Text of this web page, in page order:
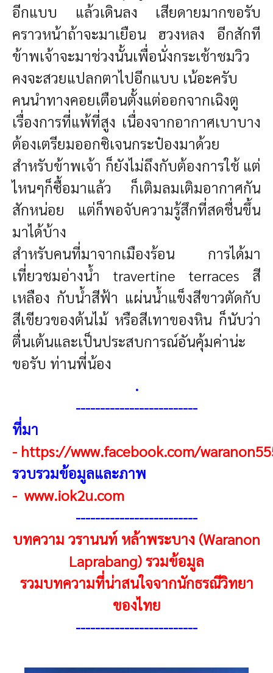
อีกแบบ แล้วเดินลง เสียดายมากขอรับ
คราวหน้าถ้าจะมาเยือน ฮวงหลง อีกสักที
ข้าพเจ้าจะมาช่วงนั้นเพื่อนั่งกระเช้าชมวิว
คงจะสวยแปลกตาไปอีกแบบ เน้อะครับ
คนนำทางคอยเตือนตั้งแต่ออกจากเฉิงตู
เรื่องการที่แพ้ที่สูง เนื่องจากอากาศเบาบาง
ต้องเตรียมออกซิเจนกระป๋องมาด้วย
สำหรับข้าพเจ้า ก็ยังไม่ถึงกับต้องการใช้ แต่
ไหนๆก็ซื้อมาแล้ว ก็เติมลมเติมอากาศกัน
สักหน่อย แต่ก็พอจับความรู้สึกที่สดชื่นขึ้น
มาได้บ้าง
สำหรับคนที่มาจากเมืองร้อน การได้มา
เที่ยวชมอ่างน้ำ travertine terraces สี
เหลือง กับน้ำสีฟ้า แผ่นน้ำแข็งสีขาวตัดกับ
สีเขียวของต้นไม้ หรือสีเทาของหิน ก็นับว่า
ตื่นเต้นและเป็นประสบการณ์อันคุ้มค่าน่ะ
ขอรับ ท่านพี่น้อง
.
-------------------------
ที่มา
- https://www.facebook.com/
รวบรวมข้อมูลและภาพ
- www.iok2u.com
-------------------------
บทความ วรานนท์ หล้าพระบาง (Waranon
Laprabang) รวมข้อมูล
รวมบทความที่น่าสนใจจากนักธรณีวิทยา
ของไทย
-------------------------